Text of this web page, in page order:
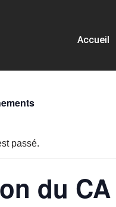
Accueil
passé.
du CA